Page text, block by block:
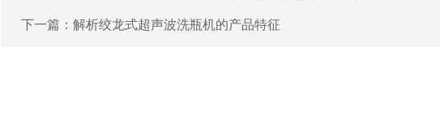
下一篇： 解析绞龙式超声波洗瓶机的产品特征